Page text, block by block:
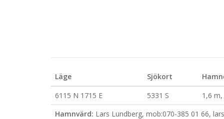
Läge Sjökort
6115 N 1715 E
5331 S 1,6
Hamnvärd: Lars Lundberg, mob:070-385 01 66,